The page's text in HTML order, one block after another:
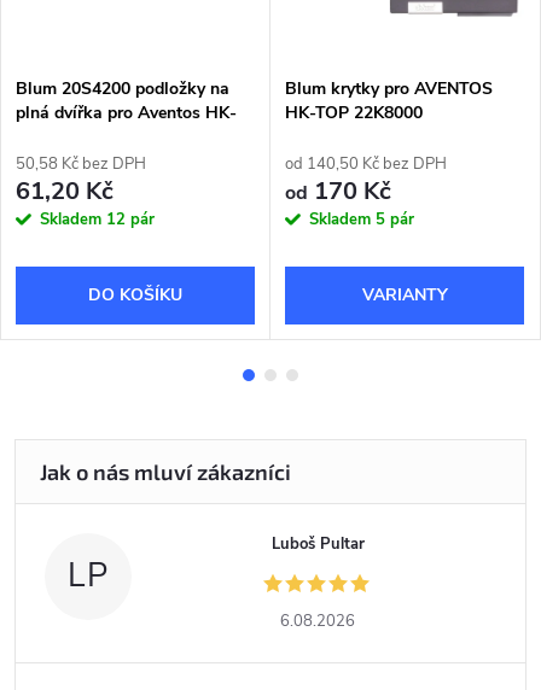
Blum 20S4200 podložky na
plná dvířka pro Aventos HK-
50,58 Kč bez DPH
61,20 Kč
Skladem 12 pár
DO KOŠÍKU
Blum krytky pro AVENTOS
HK-TOP 22K8000
od 140,50 Kč bez DPH
od 170 Kč
Skladem 5 pár
LP
Luboš Pultar
6.08.2026